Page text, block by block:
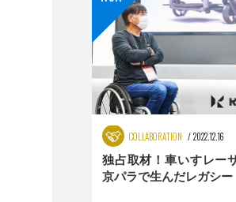
COLLABORATION 2022.12.16
独占取材！車いすレー
京パラで生んだレガシー